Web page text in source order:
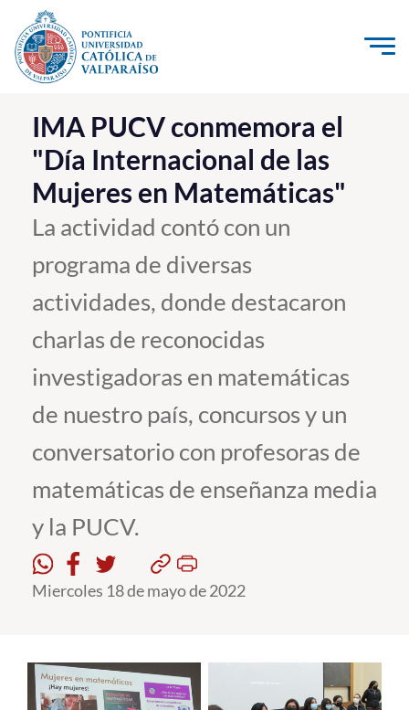
Click acá para ir directamente al contenido
La Universidad
Investigación, Creación e Innovación
PUCV Internacional
Vinculación con el Medio
Admisión
Pregrado
Estudiantes
Académicos
Funcionarios
Alumni
IMA PUCV conmemora el
"Día Internacional de las
Mujeres en Matemáticas"
La actividad contó con un
programa de diversas
actividades, donde destacaron
charlas de reconocidas
investigadoras en matemáticas
de nuestro país, concursos y un
conversatorio con profesoras de
matemáticas de enseñanza media
y la PUCV.
Miercoles 18 de mayo de 2022